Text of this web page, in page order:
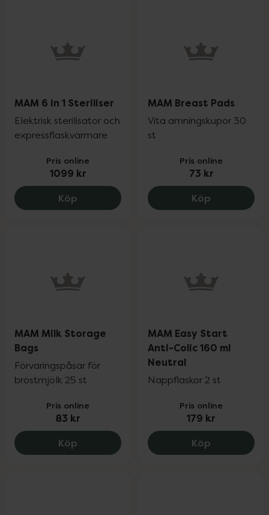
MAM 6 in 1 Steriliser
Elektrisk sterilisator och
expressflaskvärmare
Pris online
1099 kr
Köp MAM 6 in 1 Steriliser, 1099 kr.
MAM Breast Pads
Vita amningskupor 30
st
Pris online
73 kr
Köp MAM
MAM Milk Storage
Bags
Förvaringspåsar för
bröstmjölk 25 st
Pris online
83 kr
Köp MAM Milk Storage Bags, 83 kr.
MAM Easy Start
Anti-Colic 160 ml
Neutral
Nappflaskor 2 st
Pris online
179 kr
Köp MAM